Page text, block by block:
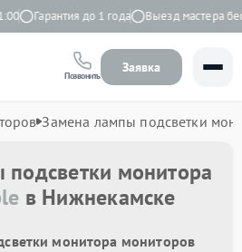
Гарантия до 1 года Выезд мастера
Позвонить
Заявка
Замена лампы подсветки
монитора
в Нижнекамске
монитора мониторов